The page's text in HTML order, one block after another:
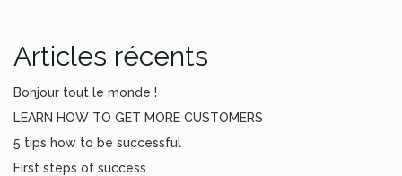
Articles récents
Bonjour tout le monde !
LEARN HOW TO GET MORE CUSTOMERS
5 tips how to be successful
First steps of success